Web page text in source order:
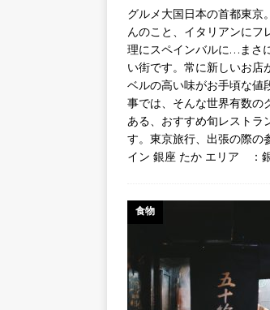
グルメ大国日本の首都東京
んのこと、イタリアンに
理にスペインバルに…まさ
い街です。常に新しいお店
ベルの高い味がお手頃な値
事では、そんな世界有数の
ある、おすすめ旬レストラ
す。東京旅行、出張の際の
イン 銀座 たか エリア ：
食物